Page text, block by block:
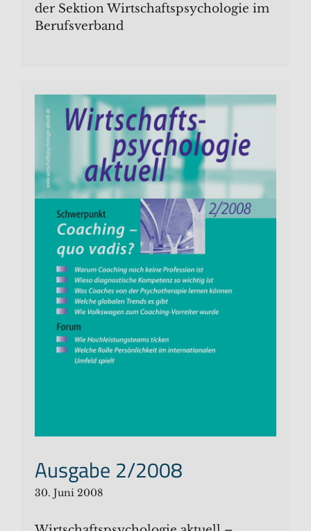
der Sektion Wirtschaftspsychologie im
Berufsverband
Ausgabe 2/2008
30. Juni 2008